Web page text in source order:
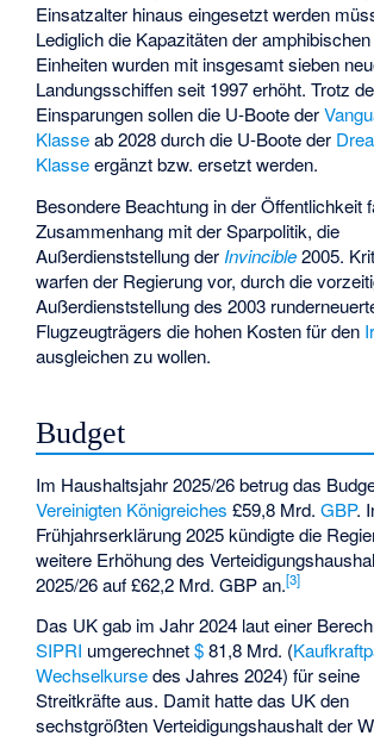
Einsatzalter hinaus eingesetzt werden
Lediglich die Kapazitäten der amphibischen
Einheiten wurden mit insgesamt sieben
Landungsschiffen seit 1997 erhöht. Trotz
Einsparungen sollen die U-Boote der
Klasseab 2028 durch die U-Boote der
Klasseergänzt bzw. ersetzt werden.
Besondere Beachtung in der Öffentlichkeit
Zusammenhang mit der Sparpolitik, die
Außerdienststellung der Invincible2005.
warfen der Regierung vor, durch die
Außerdienststellung des 2003
Flugzeugträgers die hohen Kosten für den
ausgleichen zu wollen.
Budget
Im Haushaltsjahr 2025/26 betrug das
Vereinigten Königreiches £59,8 Mrd.GBP.
Frühjahrserklärung 2025 kündigte die
weitere Erhöhung des
2025/26 auf £62,2 Mrd. GBP an.[3]
Das UK gab im Jahr 2024 laut einer
SIPRI umgerechnet$81,8 Mrd. (
Wechselkursedes Jahres 2024) für seine
Streitkräfte aus. Damit hatte das UK den
sechstgrößten Verteidigungshaushalt der